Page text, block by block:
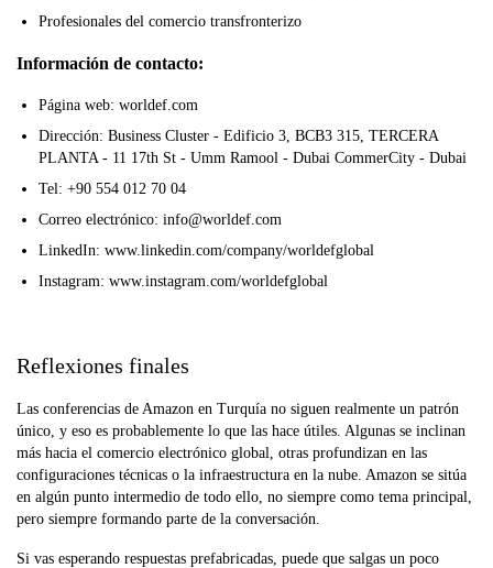
Profesionales del comercio transfronterizo
Información de contacto:
Página web: worldef.com
Dirección: Business Cluster - Edificio 3, BCB3 315, TERCERA
PLANTA - 11 17th St - Umm Ramool - Dubai CommerCity - Dubai
Tel: +90 554 012 70 04
Correo electrónico: info@worldef.com
LinkedIn: www.linkedin.com/company/worldefglobal
Instagram: www.instagram.com/worldefglobal
Reflexiones finales
Las conferencias de Amazon en Turquía no siguen realmente un patrón
único, y eso es probablemente lo que las hace útiles. Algunas se inclinan
más hacia el comercio electrónico global, otras profundizan en las
configuraciones técnicas o la infraestructura en la nube. Amazon se sitúa
en algún punto intermedio de todo ello, no siempre como tema principal,
pero siempre formando parte de la conversación.
Si vas esperando respuestas prefabricadas, puede que salgas un poco